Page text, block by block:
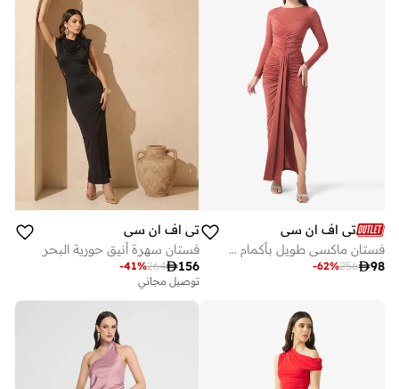
تي اف ان سي
فستان ماكسي طويل بأكمام طويلة وفتحة أمامية برباط
98
256
-62%
تي اف ان سي
فستان سهرة أنيق حورية البحر
156
264
-41%
توصيل مجاني